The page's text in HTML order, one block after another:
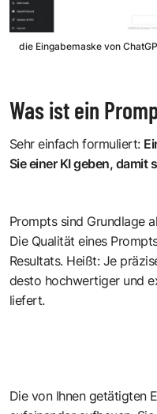
die Eingabemaske von
Was ist ein
Sehr einfach formuliert:
Sie einer KI geben, damit
Prompts sind Grundlage
Die Qualität eines
Resultats. Heißt: Je
desto hochwertiger und
liefert.
Die von Ihnen getätigten